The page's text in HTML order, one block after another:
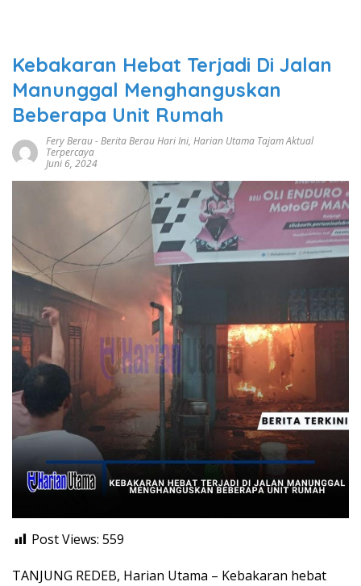
Kebakaran Hebat Terjadi Di Jalan
Manunggal Menghanguskan
Beberapa Unit Rumah
Fery Berau-Berita Berau Hari Ini, Harian Utama Tajam Aktual
Terpercaya
Juni 6, 2024
Post Views: 559
TANJUNG REDEB, Harian Utama – Kebakaran hebat